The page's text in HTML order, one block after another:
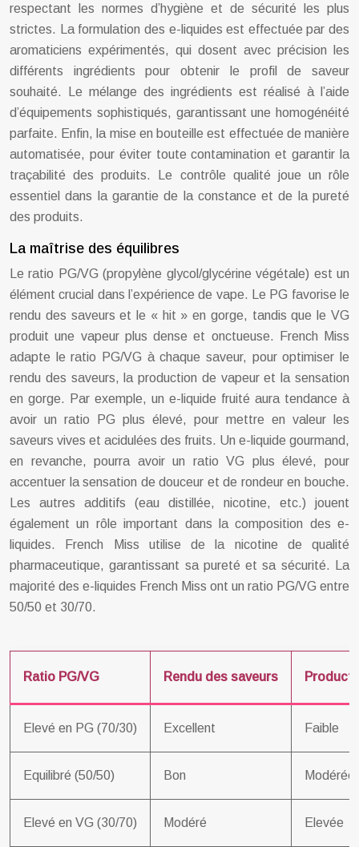
respectant les normes d’hygiène et de sécurité les plus
strictes. La formulation des e-liquides est effectuée par des
aromaticiens expérimentés, qui dosent avec précision les
différents ingrédients pour obtenir le profil de saveur
souhaité. Le mélange des ingrédients est réalisé à l’aide
d’équipements sophistiqués, garantissant une homogénéité
parfaite. Enfin, la mise en bouteille est effectuée de manière
automatisée, pour éviter toute contamination et garantir la
traçabilité des produits. Le contrôle qualité joue un rôle
essentiel dans la garantie de la constance et de la pureté
des produits.
La maîtrise des équilibres
Le ratio PG/VG (propylène glycol/glycérine végétale) est un
élément crucial dans l’expérience de vape. Le PG favorise le
rendu des saveurs et le « hit » en gorge, tandis que le VG
produit une vapeur plus dense et onctueuse. French Miss
adapte le ratio PG/VG à chaque saveur, pour optimiser le
rendu des saveurs, la production de vapeur et la sensation
en gorge. Par exemple, un e-liquide fruité aura tendance à
avoir un ratio PG plus élevé, pour mettre en valeur les
saveurs vives et acidulées des fruits. Un e-liquide gourmand,
en revanche, pourra avoir un ratio VG plus élevé, pour
accentuer la sensation de douceur et de rondeur en bouche.
Les autres additifs (eau distillée, nicotine, etc.) jouent
également un rôle important dans la composition des e-
liquides. French Miss utilise de la nicotine de qualité
pharmaceutique, garantissant sa pureté et sa sécurité. La
majorité des e-liquides French Miss ont un ratio PG/VG entre
50/50 et 30/70.
Ratio PG/VG Rendu des saveurs
Elevé en PG (70/30) Excellent Faible
Equilibré (50/50) Bon Modérée
Elevé en VG (30/70) Modéré Elevée